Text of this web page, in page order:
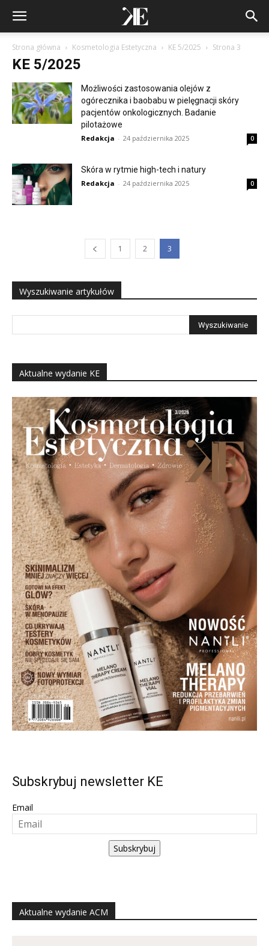
Strona główna Kosmetologia Estetyczna KE 5/2025 Strona 3
KE 5/2025
Możliwości zastosowania olejów z
ogórecznika i baobabu w pielęgnacji skóry
pacjentów onkologicznych. Badanie
pilotażowe
Redakcja - 24 października 2025 0
Skóra w rytmie high-tech i natury
Redakcja - 24 października 2025 0
1 2 3
Wyszukiwanie artykułów
Aktualne wydanie KE
Subskrybuj newsletter KE
Email
Subskrybuj
Aktualne wydanie ACM